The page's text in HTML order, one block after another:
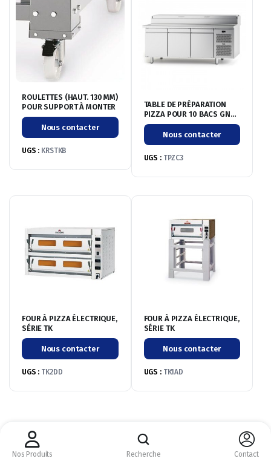
ROULETTES (HAUT. 130 MM)
POUR SUPPORT À MONTER
Nous contacter
UGS : KRSTKB
TABLE DE PRÉPARATION
PIZZA POUR 10 BACS GN
1/4 – 3 PORTES PLEINES –
POSITIVE -2/+8°C
Nous contacter
UGS : TPZC3
FOUR À PIZZA ÉLECTRIQUE,
SÉRIE TK
Nous contacter
UGS : TK2DD
FOUR À PIZZA ÉLECTRIQUE,
SÉRIE TK
Nous contacter
UGS : TK1AD
CM CHR © 2026 ©
Nous acceptons :
Nos Produits Recherche Contact